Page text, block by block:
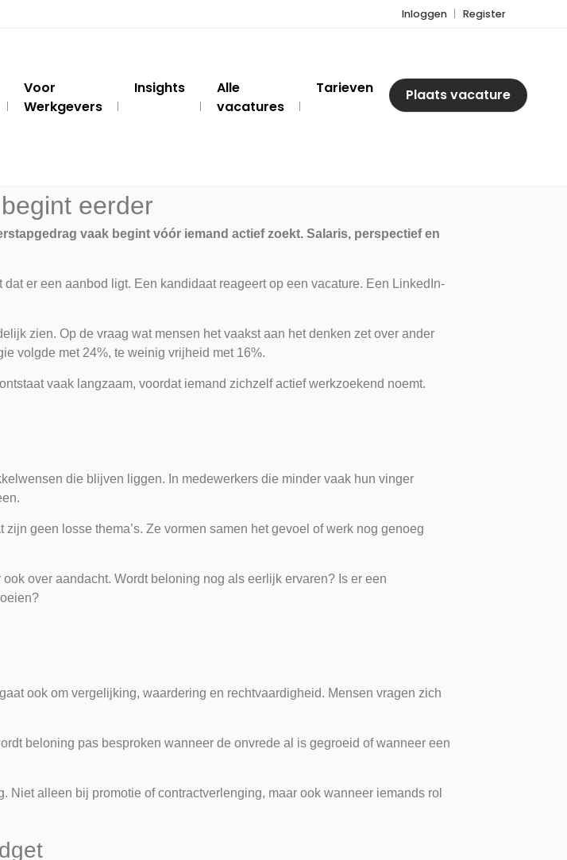
Inloggen Register
Voor
Werkgevers
Insights
Alle
vacatures
Tarieven Plaats vacature
eerder
vaak begint vóór iemand actief zoekt. Salaris, perspectief en
er een aanbod ligt. Een kandidaat reageert op een vacature. Een LinkedIn-
zien. Op de vraag wat mensen het vaakst aan het denken zet over ander
volgde met 24%, te weinig vrijheid met 16%.
vaak langzaam, voordat iemand zichzelf actief werkzoekend noemt.
die blijven liggen. In medewerkers die minder vaak hun vinger
geen losse thema’s. Ze vormen samen het gevoel of werk nog genoeg
over aandacht. Wordt beloning nog als eerlijk ervaren? Is er een
ook om vergelijking, waardering en rechtvaardigheid. Mensen vragen zich
beloning pas besproken wanneer de onvrede al is gegroeid of wanneer een
alleen bij promotie of contractverlenging, maar ook wanneer iemands rol